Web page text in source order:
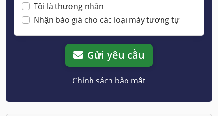
Tôi là thương nhân
Nhận báo giá cho các loại máy tương tự
Gửi yêu cầu
Chính sách bảo mật